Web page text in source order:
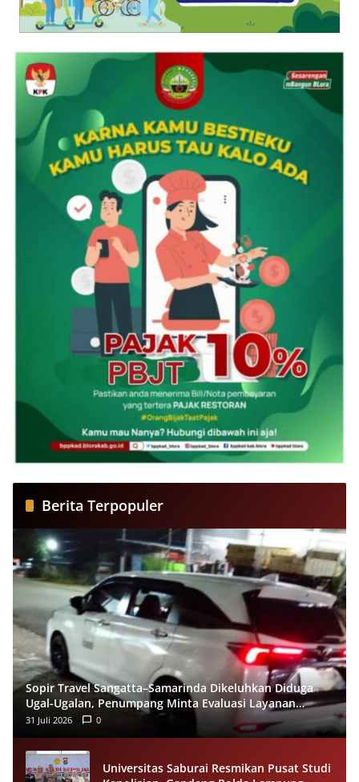
Berita Terpopuler
Sopir Travel Sangatta–Samarinda Dikeluhkan Diduga
Ugal-Ugalan, Penumpang Minta Evaluasi Layanan
Almeera
31 Juli 2026 0
Universitas Saburai Resmikan Pusat Studi